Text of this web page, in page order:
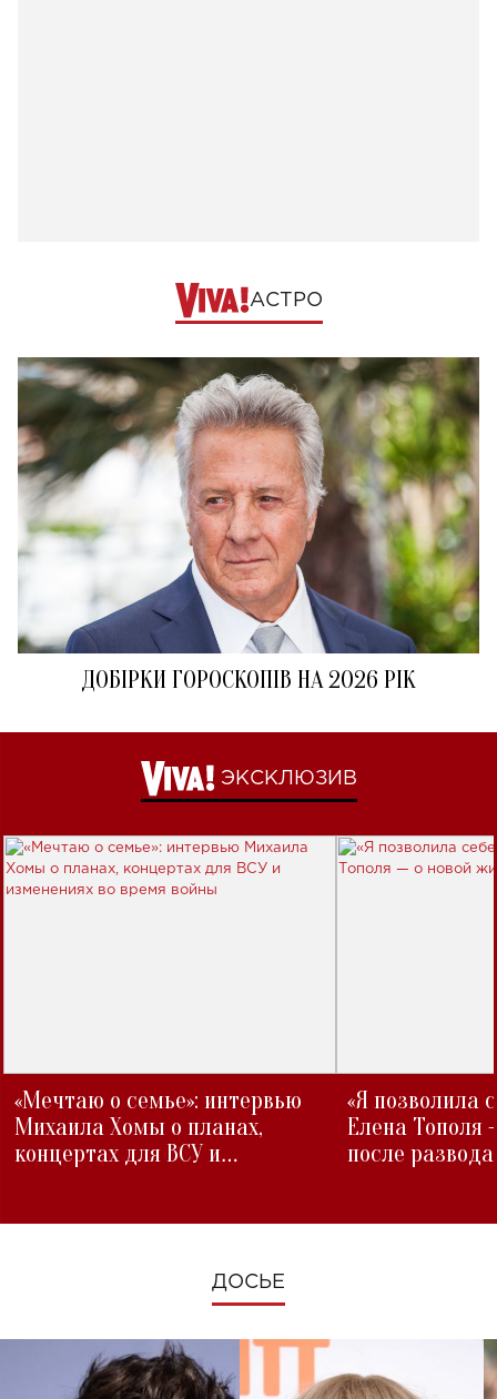
АСТРО
ДОБІРКИ ГОРОСКОПІВ НА 2026 РІК
ЭКСКЛЮЗИВ
«Мечтаю о семье»: интервью
Михаила Хомы о планах,
концертах для ВСУ и
«Я позволила
Елена Тополя
после развода
ДОСЬЕ